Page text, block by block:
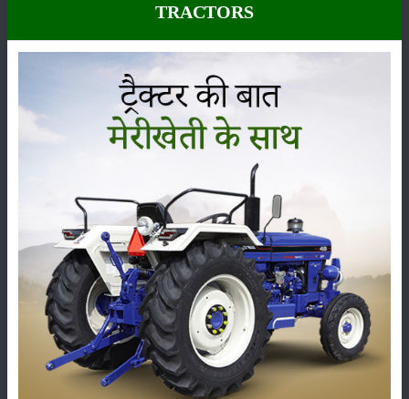
कीटनाशक पशुपालन
समाचार
सम्पादकीय अन्य
लाड़ली बहना योजना की 36वीं किस्त जारी, करोड़ों महिलाओं के
खातों में पहुंचे 1500 रुपये
16-May-2026
TRACTORS